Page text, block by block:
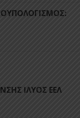
ΙΛΥΟΣ ΕΕΛ